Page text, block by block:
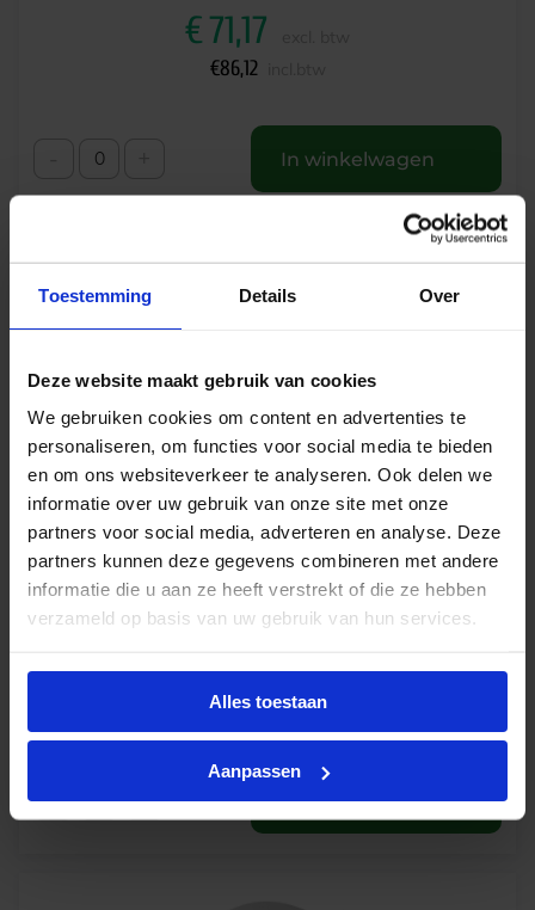
Toestemming Details Over
Deze website maakt gebruik van cookies
We gebruiken cookies om content en advertenties te
personaliseren, om functies voor social media te bieden
en om ons websiteverkeer te analyseren. Ook delen we
informatie over uw gebruik van onze site met onze
partners voor social media, adverteren en analyse. Deze
partners kunnen deze gegevens combineren met andere
informatie die u aan ze heeft verstrekt of die ze hebben
verzameld op basis van uw gebruik van hun services.
Alles toestaan
Aanpassen
€71,17
€86,12
In winkelwagen
MOD LED downlight opbouw 23W 3000lm
3000K ø200mm wit
Levertijd 4-6 werkdagen
€74,08 excl. btw
€89,64 incl.btw
+
- In winkelwagen